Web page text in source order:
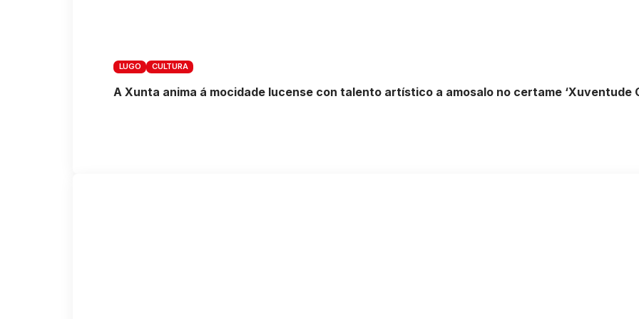
LUGO CULTURA
A Xunta anima á mocidade lucense con talento artístico a amosalo no certame ‘Xuventude